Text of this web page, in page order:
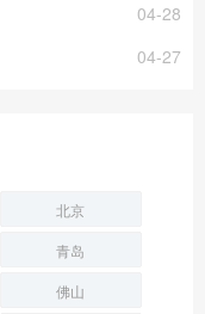
04-28
04-27
北京
青岛
佛山